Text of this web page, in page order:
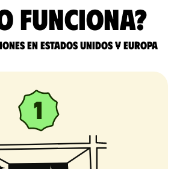
funciona?
en Estados Unidos y Europa